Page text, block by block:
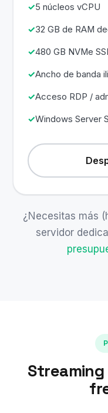
5 núcleos vCPU
32 GB de RAM
480 GB NVMe
Ancho de banda
Acceso RDP /
Windows Server
¿Necesitas más
servidor